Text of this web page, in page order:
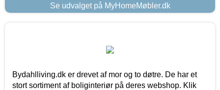
Se udvalget på MyHomeMøbler.dk
Bydahlliving.dk er drevet af mor og to døtre. De har et
stort sortiment af boliginteriør på deres webshop. Klik